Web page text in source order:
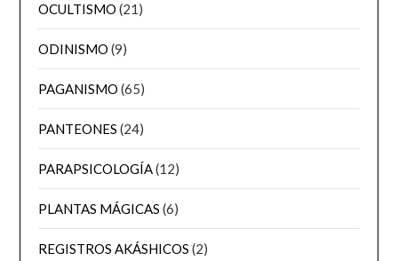
OCULTISMO (21)
ODINISMO (9)
PAGANISMO (65)
PANTEONES (24)
PARAPSICOLOGÍA(12)
PLANTAS MÁGICAS (6)
REGISTROS AKÁSHICOS (2)